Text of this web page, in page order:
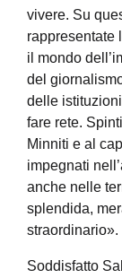
vivere. Su
rappresentate
il mondo
del
delle
fare rete.
Minniti e al
impegnati
anche nelle
splendida,
straordinario».
Soddisfatto